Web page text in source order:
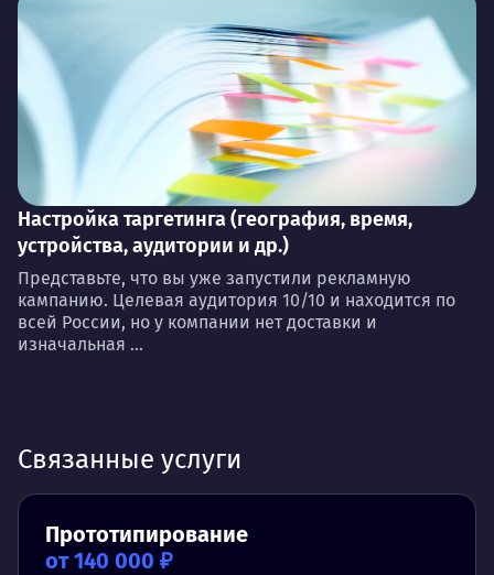
Настройка таргетинга (география, время,
устройства, аудитории и др.)
Представьте, что вы уже запустили рекламную
кампанию. Целевая аудитория 10/10 и находится по
всей России, но у компании нет доставки и
изначальная ...
Связанные услуги
Прототипирование
от 140 000 ₽